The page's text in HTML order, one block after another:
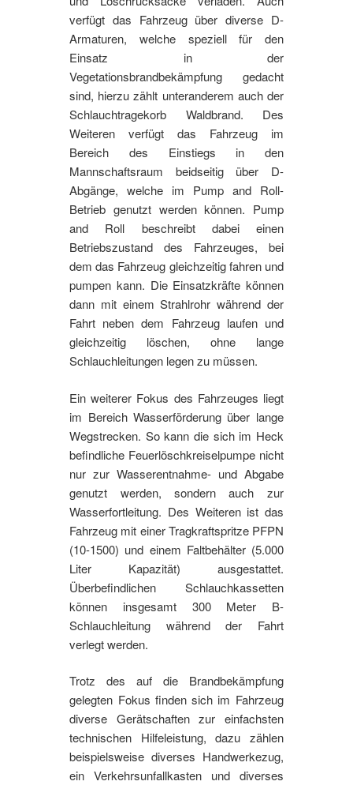
verfügt das Fahrzeug über diverse D-
Armaturen, welche speziell für den
Einsatz in der
Vegetationsbrandbekämpfung gedacht
sind, hierzu zählt unteranderem auch der
Schlauchtragekorb Waldbrand. Des
Weiteren verfügt das Fahrzeug im
Bereich des Einstiegs in den
Mannschaftsraum beidseitig über D-
Abgänge, welche im Pump and Roll-
Betrieb genutzt werden können. Pump
and Roll beschreibt dabei einen
Betriebszustand des Fahrzeuges, bei
dem das Fahrzeug gleichzeitig fahren und
pumpen kann. Die Einsatzkräfte können
dann mit einem Strahlrohr während der
Fahrt neben dem Fahrzeug laufen und
gleichzeitig löschen, ohne lange
Schlauchleitungen legen zu müssen.
Ein weiterer Fokus des Fahrzeuges liegt
im Bereich Wasserförderung über lange
Wegstrecken. So kann die sich im Heck
befindliche Feuerlöschkreiselpumpe nicht
nur zur Wasserentnahme- und Abgabe
genutzt werden, sondern auch zur
Wasserfortleitung. Des Weiteren ist das
Fahrzeug mit einer Tragkraftspritze PFPN
(10-1500) und einem Faltbehälter (5.000
Liter Kapazität) ausgestattet.
Überbefindlichen Schlauchkassetten
können insgesamt 300 Meter B-
Schlauchleitung während der Fahrt
verlegt werden.
Trotz des auf die Brandbekämpfung
gelegten Fokus finden sich im Fahrzeug
diverse Gerätschaften zur einfachsten
technischen Hilfeleistung, dazu zählen
beispielsweise diverses Handwerkezug,
ein Verkehrsunfallkasten und diverses